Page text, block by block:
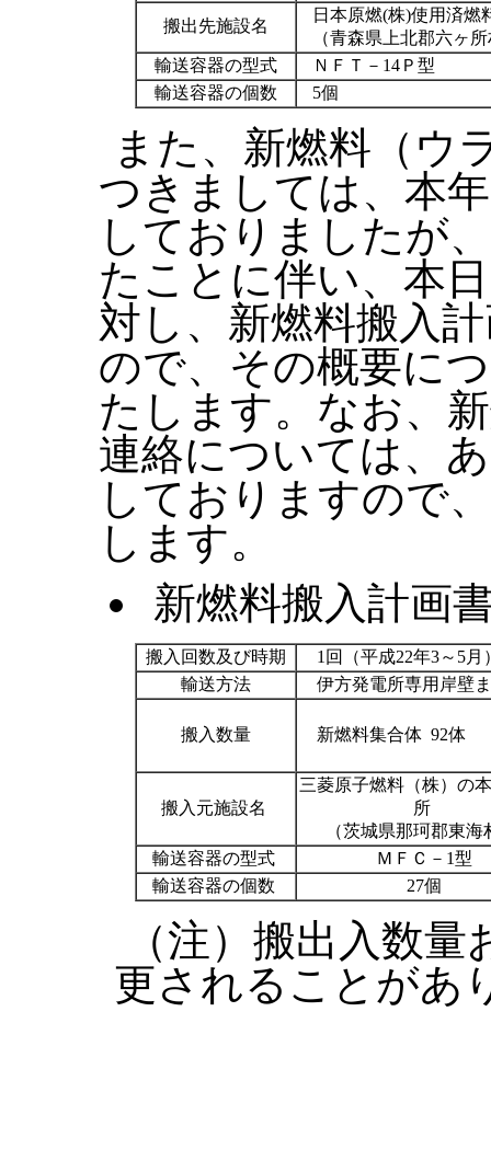
搬出先施設名
日本原燃(株)使用済燃
（青森県上北郡六ヶ
輸送容器の型式
ＮＦＴ－14Ｐ型
輸送容器の個数
5個
また、新燃料（ウ
つきましては、本
しておりましたが
たことに伴い、本
対し、新燃料搬入
ので、その概要に
たします。なお、
連絡については、
しておりますので
します。
新燃料搬入計画
搬入回数及び時期
1回（平成22年3～5月
輸送方法
伊方発電所専用岸壁
搬入数量 新燃料集合体 92体
搬入元施設名
三菱原子燃料（株）の
所
（茨城県那珂郡東海
輸送容器の型式
ＭＦＣ－1型
輸送容器の個数
27個
（注）搬出入数
更されることがあ